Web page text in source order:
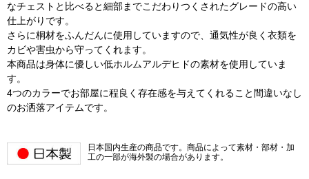
なチェストと比べると細部までこだわりつくされたグレードの高い
仕上がりです。
さらに桐材をふんだんに使用していますので、通気性が良く衣類を
カビや害虫から守ってくれます。
本商品は身体に優しい低ホルムアルデヒドの素材を使用していま
す。
4つのカラーでお部屋に程良く存在感を与えてくれること間違いなし
のお洒落アイテムです。
日本国内生産の商品です。商品によって素材・部材・加
工の一部が海外製の場合があります。